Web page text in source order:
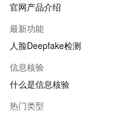
官网产品介绍
最新功能
人脸Deepfake检测
信息核验
什么是信息核验
热门类型